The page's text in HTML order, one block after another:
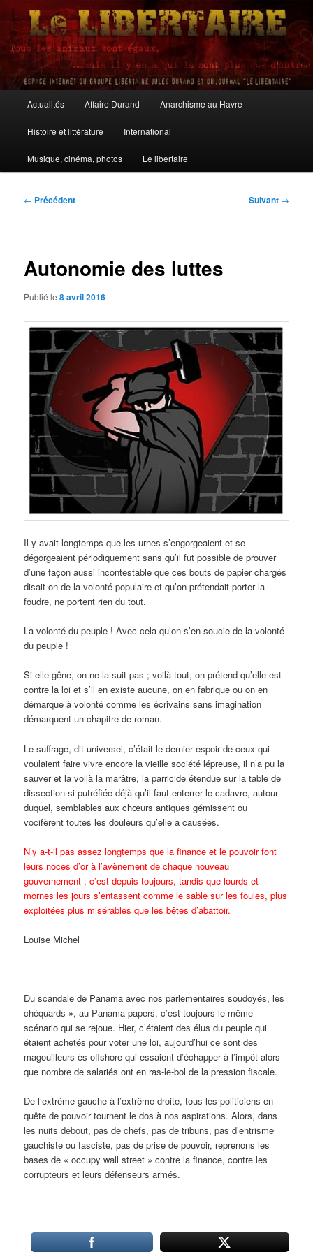
Aller
contenu
principalLe Libertaire
principal
Actualités Affaire Durand Anarchisme au Havre
Histoire et littérature International
Musique, cinéma, photos Le libertaire
Navigation
← Précédent Suivant →
Autonomie des luttes
Publié le8 avril 2016
Il y avait longtemps que les urnes s’engorgeaient et se
dégorgeaient périodiquement sans qu’il fut possible de prouver
d’une façon aussi incontestable que ces bouts de papier chargés
disait-on de la volonté populaire et qu’on prétendait porter la
foudre, ne portent rien du tout.
La volonté du peuple ! Avec cela qu’on s’en soucie de la volonté
du peuple !
Si elle gêne, on ne la suit pas ; voilà tout, on prétend qu’elle est
contre la loi et s’il en existe aucune, on en fabrique ou on en
démarque à volonté comme les écrivains sans imagination
démarquent un chapitre de roman.
Le suffrage, dit universel, c’était le dernier espoir de ceux qui
voulaient faire vivre encore la vieille société lépreuse, il n’a pu la
sauver et la voilà la marâtre, la parricide étendue sur la table de
dissection si putréfiée déjà qu’il faut enterrer le cadavre, autour
duquel, semblables aux chœurs antiques gémissent ou
vocifèrent toutes les douleurs qu’elle a causées.
N’y a-t-il pas assez longtemps que la finance et le pouvoir font
leurs noces d’or à l’avènement de chaque nouveau
gouvernement ; c’est depuis toujours, tandis que lourds et
mornes les jours s’entassent comme le sable sur les foules, plus
exploitées plus misérables que les bêtes d’abattoir.
Louise Michel
Du scandale de Panama avec nos parlementaires soudoyés, les
chéquards », au Panama papers, c’est toujours le même
scénario qui se rejoue. Hier, c’étaient des élus du peuple qui
étaient achetés pour voter une loi, aujourd’hui ce sont des
magouilleurs ès offshore qui essaient d’échapper à l’impôt alors
que nombre de salariés ont en ras-le-bol de la pression fiscale.
De l’extrême gauche à l’extrême droite, tous les politiciens en
quête de pouvoir tournent le dos à nos aspirations. Alors, dans
les nuits debout, pas de chefs, pas de tribuns, pas d’entrisme
gauchiste ou fasciste, pas de prise de pouvoir, reprenons les
bases de « occupy wall street » contre la finance, contre les
corrupteurs et leurs défenseurs armés.